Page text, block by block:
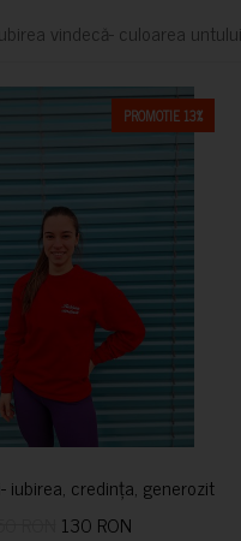
vindecă- culoarea untului
PROMOTIE 13%
iubirea, credința,
130 RON
CUMPARA